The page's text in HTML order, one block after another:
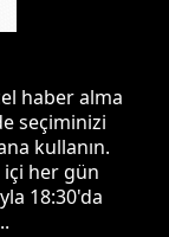
haber alma
seçiminizi
kullanın.
içi her gün
18:30'da